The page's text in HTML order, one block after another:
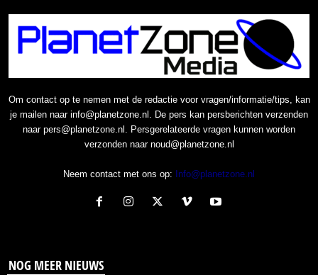
Om contact op te nemen met de redactie voor vragen/informatie/tips, kan
je mailen naar info@planetzone.nl. De pers kan persberichten verzenden
naar pers@planetzone.nl. Persgerelateerde vragen kunnen worden
verzonden naar noud@planetzone.nl
Neem contact met ons op: Info@planetzone.nl
NOG MEER NIEUWS